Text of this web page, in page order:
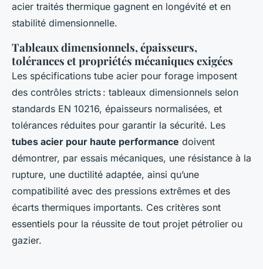
acier traités thermique gagnent en longévité et en
stabilité dimensionnelle.
Tableaux dimensionnels, épaisseurs,
tolérances et propriétés mécaniques exigées
Les spécifications tube acier pour forage imposent
des contrôles stricts : tableaux dimensionnels selon
standards EN 10216, épaisseurs normalisées, et
tolérances réduites pour garantir la sécurité. Les
tubes acier pour haute performance doivent
démontrer, par essais mécaniques, une résistance à la
rupture, une ductilité adaptée, ainsi qu’une
compatibilité avec des pressions extrêmes et des
écarts thermiques importants. Ces critères sont
essentiels pour la réussite de tout projet pétrolier ou
gazier.